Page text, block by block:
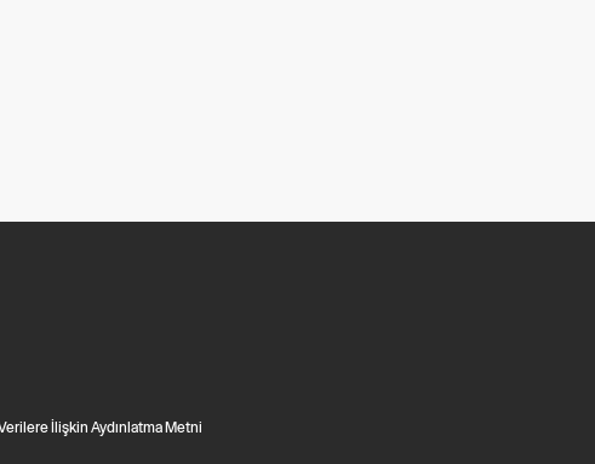
İlişkin Aydınlatma Metni